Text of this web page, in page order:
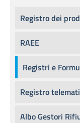
Registro dei
RAEE
Registri e
Registro
Albo Gestori